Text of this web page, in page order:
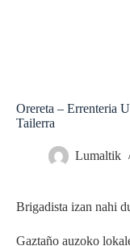
Orereta – Errenteria
Tailerra
Lumaltik
Brigadista izan nahi
Gaztaño auzoko